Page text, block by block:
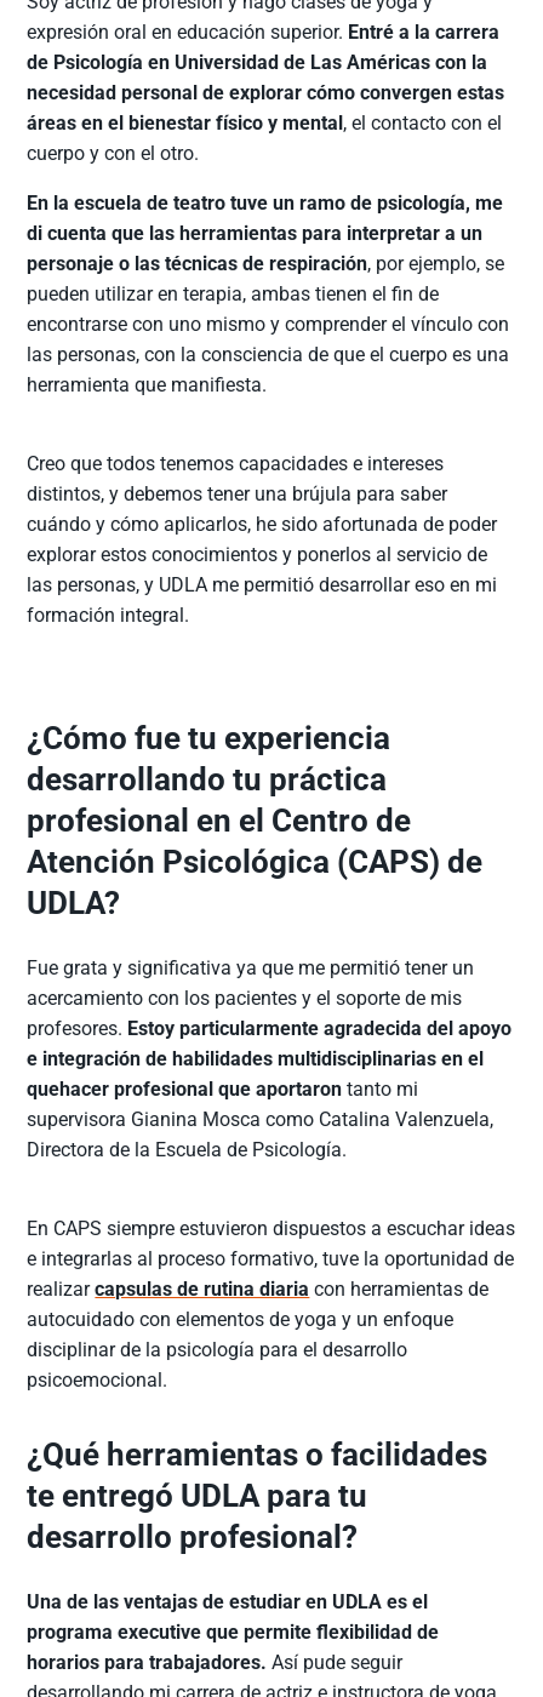
expresión oral en educación superior. Entré a la carrera
de Psicología en Universidad de Las Américas con la
necesidad personal de explorar cómo convergen estas
áreas en el bienestar físico y mental, el contacto con el
cuerpo y con el otro.
En la escuela de teatro tuve un ramo de psicología, me
di cuenta que las herramientas para interpretar a un
personaje o las técnicas de respiración, por ejemplo, se
pueden utilizar en terapia, ambas tienen el fin de
encontrarse con uno mismo y comprender el vínculo con
las personas, con la consciencia de que el cuerpo es una
herramienta que manifiesta.
Creo que todos tenemos capacidades e intereses
distintos, y debemos tener una brújula para saber
cuándo y cómo aplicarlos, he sido afortunada de poder
explorar estos conocimientos y ponerlos al servicio de
las personas, y UDLA me permitió desarrollar eso en mi
formación integral.
¿Cómo fue tu experiencia
desarrollando tu práctica
profesional en el Centro de
Atención Psicológica (CAPS) de
UDLA?
Fue grata y significativa ya que me permitió tener un
acercamiento con los pacientes y el soporte de mis
profesores. Estoy particularmente agradecida del apoyo
e integración de habilidades multidisciplinarias en el
quehacer profesional que aportaron tanto mi
supervisora Gianina Mosca como Catalina Valenzuela,
Directora de la Escuela de Psicología.
En CAPS siempre estuvieron dispuestos a escuchar ideas
e integrarlas al proceso formativo, tuve la oportunidad de
realizarcapsulas de rutina diaria con herramientas de
autocuidado con elementos de yoga y un enfoque
disciplinar de la psicología para el desarrollo
psicoemocional.
¿Qué herramientas o facilidades
te entregó UDLA para tu
desarrollo profesional?
Una de las ventajas de estudiar en UDLA es el
programa executive que permite flexibilidad de
horarios para trabajadores. Así pude seguir